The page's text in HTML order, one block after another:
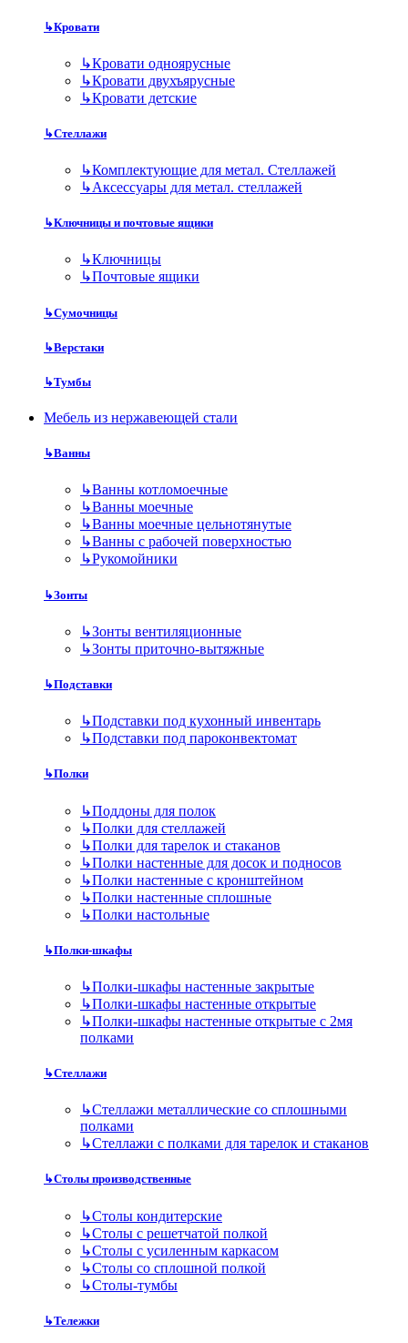
↳Кровати
↳Кровати одноярусные
↳Кровати двухъярусные
↳Кровати детские
↳Стеллажи
↳Комплектующие для метал. Стеллажей
↳Аксессуары для метал. стеллажей
↳Ключницы и почтовые ящики
↳Ключницы
↳Почтовые ящики
↳Сумочницы
↳Верстаки
↳Тумбы
Мебель из нержавеющей стали
↳Ванны
↳Ванны котломоечные
↳Ванны моечные
↳Ванны моечные цельнотянутые
↳Ванны с рабочей поверхностью
↳Рукомойники
↳Зонты
↳Зонты вентиляционные
↳Зонты приточно-вытяжные
↳Подставки
↳Подставки под кухонный инвентарь
↳Подставки под пароконвектомат
↳Полки
↳Поддоны для полок
↳Полки для стеллажей
↳Полки для тарелок и стаканов
↳Полки настенные для досок и подносов
↳Полки настенные с кронштейном
↳Полки настенные сплошные
↳Полки настольные
↳Полки-шкафы
↳Полки-шкафы настенные закрытые
↳Полки-шкафы настенные открытые
↳Полки-шкафы настенные открытые с 2мя
полками
↳Стеллажи
↳Стеллажи металлические со сплошными
полками
↳Стеллажи с полками для тарелок и стаканов
↳Столы производственные
↳Столы кондитерские
↳Столы с решетчатой полкой
↳Столы с усиленным каркасом
↳Столы со сплошной полкой
↳Столы-тумбы
↳Тележки